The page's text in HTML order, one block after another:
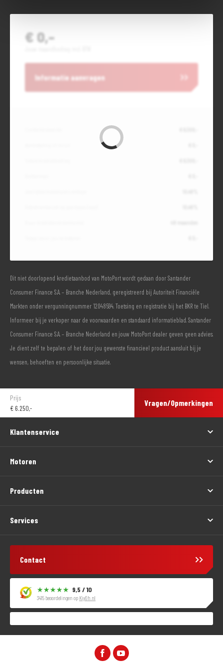
€ 0,-
Informatie aanvragen
Dit niet doorlopend kredietaanbod van MotoPort wordt gedaan door Santander
Consumer Finance S.A. – Branche Nederland, geregistreerd bij Autoriteit Financiële
Markten onder vergunningnummer 12048594. Toetsing en registratie bij het BKR te Tiel.
Informeer bij je verkoper naar de voorwaarden en standaard informatieblad. Santander
Consumer Finance S.A. – Branche Nederland en jouw MotoPort dealer geven geen advies.
Je dient zelf te bepalen of het door jou gewenste financieel product aansluit bij je
wensen, behoeften en persoonlijke situatie.
Prijs
€ 6.250,-
Vragen/Opmerkingen
Klantenservice
Motoren
Producten
Services
Contact
9,5 / 10
3415 beoordelingen op KiyOh.nl